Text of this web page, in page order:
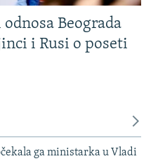
Beograda
i Rusi o poseti
ga ministarka u Vladi